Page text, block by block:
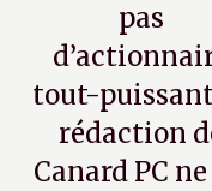
pas
tout-
rédaction
Canard PC